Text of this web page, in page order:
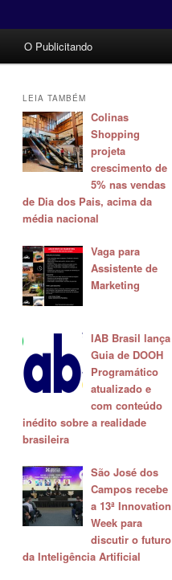
O Publicitando
LEIA TAMBÉM
Colinas
Shopping
projeta
crescimento de
5% nas vendas
de Dia dos Pais, acima da
média nacional
Vaga para
Assistente de
Marketing
IAB Brasil lança
Guia de DOOH
Programático
atualizado e
com conteúdo
inédito sobre a realidade
brasileira
São José dos
Campos recebe
a 13ª Innovation
Week para
discutir o futuro
da Inteligência Artificial